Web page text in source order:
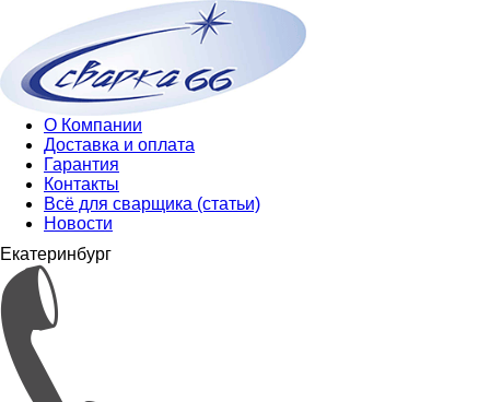
О Компании
Доставка и оплата
Гарантия
Контакты
Всё для сварщика (статьи)
Новости
Екатеринбург